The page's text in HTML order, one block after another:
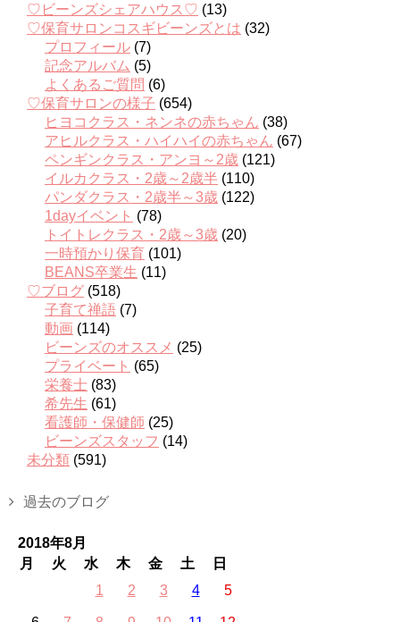
♡ビーンズシェアハウス♡ (13)
♡保育サロンコスギビーンズとは (32)
プロフィール (7)
記念アルバム (5)
よくあるご質問 (6)
♡保育サロンの様子 (654)
ヒヨコクラス・ネンネの赤ちゃん (38)
アヒルクラス・ハイハイの赤ちゃん (67)
ペンギンクラス・アンヨ～2歳 (121)
イルカクラス・2歳～2歳半 (110)
パンダクラス・2歳半～3歳 (122)
1dayイベント (78)
トイトレクラス・2歳～3歳 (20)
一時預かり保育 (101)
BEANS卒業生 (11)
♡ブログ (518)
子育て禅語 (7)
動画 (114)
ビーンズのオススメ (25)
プライベート (65)
栄養士 (83)
希先生 (61)
看護師・保健師 (25)
ビーンズスタッフ (14)
未分類 (591)
過去のブログ
2018年8月
月
火 水 木 金 土
日
1
2 3 4 5